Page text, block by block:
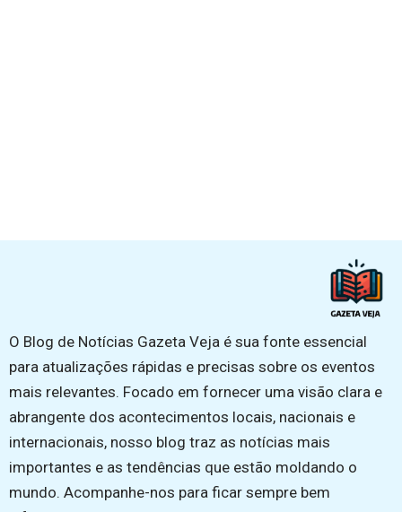
O Blog de Notícias Gazeta Veja é sua fonte essencial
para atualizações rápidas e precisas sobre os eventos
mais relevantes. Focado em fornecer uma visão clara e
abrangente dos acontecimentos locais, nacionais e
internacionais, nosso blog traz as notícias mais
importantes e as tendências que estão moldando o
mundo. Acompanhe-nos para ficar sempre bem